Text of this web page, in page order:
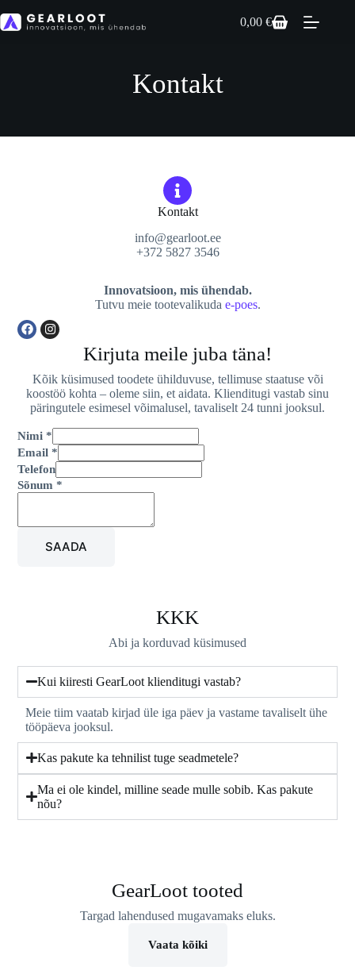
0,00€
Kontakt
Kontakt
info@gearloot.ee
+372 5827 3546
Innovatsioon, mis ühendab.
Tutvu meie tootevalikuda e-poes.
Kirjuta meile juba täna!
Kõik küsimused toodete ühilduvuse, tellimuse staatuse või
koostöö kohta – oleme siin, et aidata. Klienditugi vastab sinu
päringutele esimesel võimalusel, tavaliselt 24 tunni jooksul.
Nimi*
Email*
Telefon
Sõnum*
SAADA
KKK
Abi ja korduvad küsimused
Kui kiiresti GearLoot klienditugi vastab?
Meie tiim vaatab kirjad üle iga päev ja vastame tavaliselt ühe
tööpäeva jooksul.
Kas pakute ka tehnilist tuge seadmetele?
Ma ei ole kindel, milline seade mulle sobib. Kas pakute
nõu?
GearLoot tooted
Targad lahendused mugavamaks eluks.
Vaata kõiki